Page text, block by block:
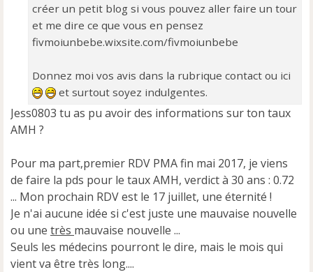
créer un petit blog si vous pouvez aller faire un tour
et me dire ce que vous en pensez
fivmoiunbebe.wixsite.com/fivmoiunbebe
Donnez moi vos avis dans la rubrique contact ou ici
et surtout soyez indulgentes.
Jess0803 tu as pu avoir des informations sur ton taux
AMH ?
Pour ma part,premier RDV PMA fin mai 2017, je viens
de faire la pds pour le taux AMH, verdict à 30 ans : 0.72
... Mon prochain RDV est le 17 juillet, une éternité !
Je n'ai aucune idée si c'est juste une mauvaise nouvelle
ou une très mauvaise nouvelle ...
Seuls les médecins pourront le dire, mais le mois qui
vient va être très long....